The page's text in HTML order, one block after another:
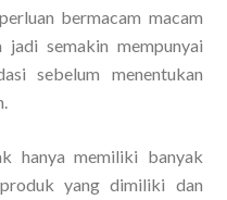
bermacam macam
semakin mempunyai
sebelum menentukan
hanya memiliki banyak
yang dimiliki dan